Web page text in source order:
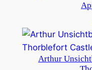
Arthur